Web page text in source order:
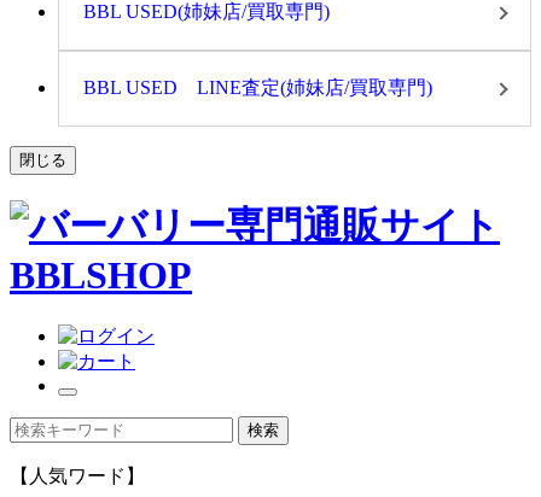
BBL USED(姉妹店/買取専門)
BBL USED LINE査定(姉妹店/買取専門)
閉じる
【人気ワード】